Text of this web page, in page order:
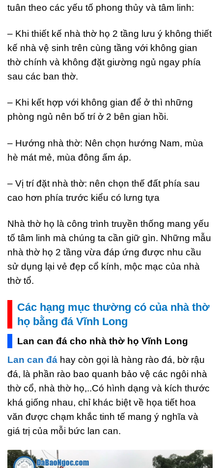
tuân theo các yếu tố phong thủy và tâm linh:
– Khi thiết kế nhà thờ họ 2 tầng lưu ý không thiết
kế nhà vệ sinh trên cùng tầng với không gian
thờ chính và không đặt giường ngủ ngay phía
sau các ban thờ.
– Khi kết hợp với không gian để ở thì những
phòng ngủ nên bố trí ở 2 bên gian hồi.
– Hướng nhà thờ: Nên chọn hướng Nam, mùa
hè mát mẻ, mùa đông ấm áp.
– Vị trí đặt nhà thờ: nên chọn thế đất phía sau
cao hơn phía trước kiểu có lưng tựa
Nhà thờ họ là công trình truyền thống mang yếu
tố tâm linh mà chúng ta cần giữ gìn. Những mẫu
nhà thờ họ 2 tầng vừa đáp ứng được nhu cầu
sử dụng lại vẻ đẹp cổ kính, mộc mạc của nhà
thờ tổ.
Các hạng mục thường có của nhà thờ
họ bằng đá Vĩnh Long
Lan can đá cho nhà thờ họ Vĩnh Long
Lan can đá hay còn gọi là hàng rào đá, bờ rậu
đá, là phần rào bao quanh bảo vệ các ngôi nhà
thờ cổ, nhà thờ họ,..Có hình dạng và kích thước
khá giống nhau, chỉ khác biệt về họa tiết hoa
văn được chạm khắc tinh tế mang ý nghĩa và
giá trị của mỗi bức lan can.